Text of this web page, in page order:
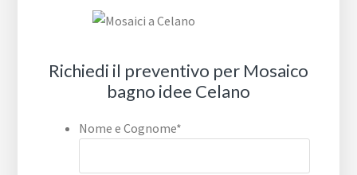
Richiedi il preventivo per Mosaico
bagno idee Celano
Nome e Cognome*